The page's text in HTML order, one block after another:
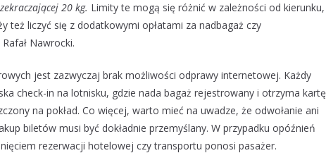
20 kg. Limity te mogą się różnić w zależności od kierunku,
też liczyć się z dodatkowymi opłatami za nadbagaż czy
Nawrocki.
jest zazwyczaj brak możliwości odprawy internetowej. Każdy
check-in na lotnisku, gdzie nada bagaż rejestrowany i otrzyma kartę
na pokład. Co więcej, warto mieć na uwadze, że odwołanie ani
biletów musi być dokładnie przemyślany. W przypadku opóźnień
rezerwacji hotelowej czy transportu ponosi pasażer.